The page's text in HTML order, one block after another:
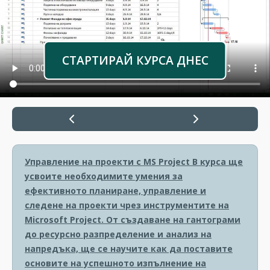
СТАРТИРАЙ КУРСА ДНЕС
Управление на проекти с MS Project В курса ще
усвоите необходимите умения за
ефективното планиране, управление и
следене на проекти чрез инструментите на
Microsoft Project. От създаване на гантограми
до ресурсно разпределение и анализ на
напредъка, ще се научите как да поставите
основите на успешното изпълнение на